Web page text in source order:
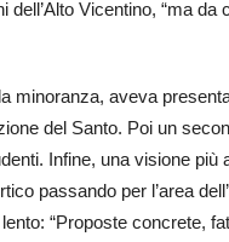
Vicentino, “ma da
minoranza, aveva
del Santo. Poi un
Infine, una visione
passando per l’area
“Proposte concrete,